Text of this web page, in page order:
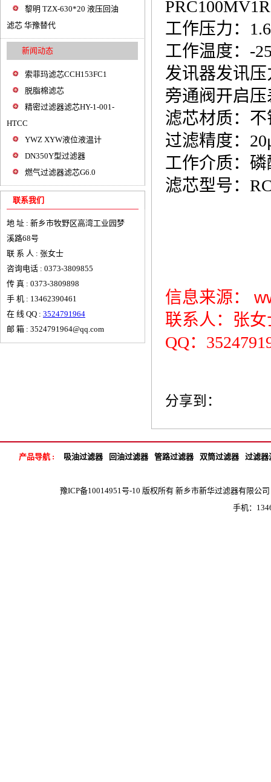
黎明 TZX-630*20 液压回油
滤芯 华豫替代
新闻动态
索菲玛滤芯CCH153FC1
脱脂棉滤芯
精密过滤器滤芯HY-1-001-
HTCC
YWZ XYW液位液温计
DN350Y型过滤器
燃气过滤器滤芯G6.0
联系我们
地 址 : 新乡市牧野区高湾工业园梦
溪路68号
联 系 人 : 张女士
咨询电话 : 0373-3809855
传 真 : 0373-3809898
手 机 : 13462390461
在 线 QQ : 3524791964
邮 箱 : 3524791964@qq.com
工作压力：
工作温度：-
发讯器发讯压
旁通阀开启压
滤芯材质：
过滤精度：
工作介质：
滤芯型号：
信息来源：
联系人：张女
QQ：
分享到：
产品导航 : 吸油过滤器 回油过滤器 管路过滤器 双筒过滤器 过滤器
豫ICP备10014951号-10 版权所有 新乡市新华过滤器有限公
手机：